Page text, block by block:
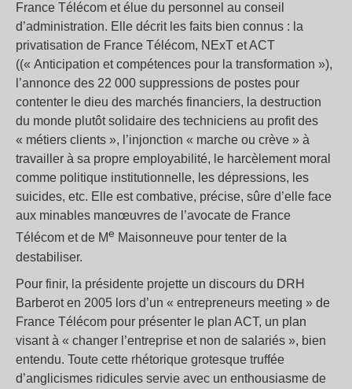
France Télécom et élue du personnel au conseil
d’administration. Elle décrit les faits bien connus : la
privatisation de France Télécom, NExT et ACT
((« Anticipation et compétences pour la transformation »),
l’annonce des 22 000 suppressions de postes pour
contenter le dieu des marchés financiers, la destruction
du monde plutôt solidaire des techniciens au profit des
« métiers clients », l’injonction « marche ou crève » à
travailler à sa propre employabilité, le harcèlement moral
comme politique institutionnelle, les dépressions, les
suicides, etc. Elle est combative, précise, sûre d’elle face
aux minables manœuvres de l’avocate de France
Télécom et de Me Maisonneuve pour tenter de la
destabiliser.
Pour finir, la présidente projette un discours du DRH
Barberot en 2005 lors d’un « entrepreneurs meeting » de
France Télécom pour présenter le plan ACT, un plan
visant à « changer l’entreprise et non de salariés », bien
entendu. Toute cette rhétorique grotesque truffée
d’anglicismes ridicules servie avec un enthousiasme de